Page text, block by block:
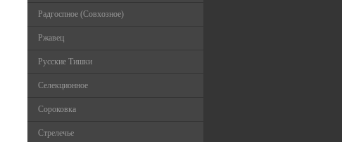
Радгоспное (Совхозное)
Ржавец
Русские Тишки
Селекционное
Сороковка
Стрелечье